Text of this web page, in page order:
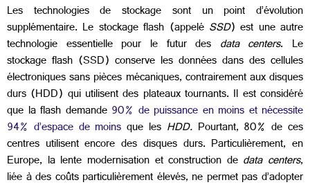
Les technologies de stockage sont un point d’évolution
supplémentaire. Le stockage flash (appelé SSD) est une autre
technologie essentielle pour le futur des data centers. Le
stockage flash (SSD) conserve les données dans des cellules
électroniques sans pièces mécaniques, contrairement aux disques
durs (HDD) qui utilisent des plateaux tournants. Il est considéré
que la flash demande 90% de puissance en moins et nécessite
94% d’espace de moins que les HDD. Pourtant, 80% de ces
centres utilisent encore des disques durs. Particulièrement, en
Europe, la lente modernisation et construction de data centers,
liée à des coûts particulièrement élevés, ne permet pas d’adopter